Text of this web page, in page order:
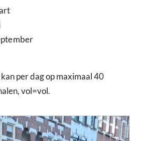
per dag op maximaal 40
vol=vol.